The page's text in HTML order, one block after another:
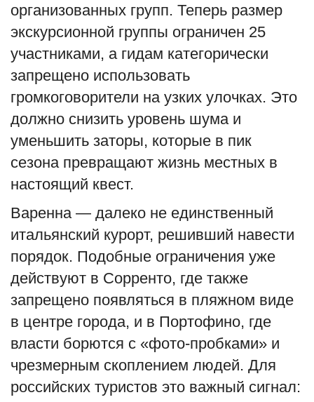
организованных групп. Теперь размер
экскурсионной группы ограничен 25
участниками, а гидам категорически
запрещено использовать
громкоговорители на узких улочках. Это
должно снизить уровень шума и
уменьшить заторы, которые в пик
сезона превращают жизнь местных в
настоящий квест.
Варенна — далеко не единственный
итальянский курорт, решивший навести
порядок. Подобные ограничения уже
действуют в Сорренто, где также
запрещено появляться в пляжном виде
в центре города, и в Портофино, где
власти борются с «фото-пробками» и
чрезмерным скоплением людей. Для
российских туристов это важный сигнал: